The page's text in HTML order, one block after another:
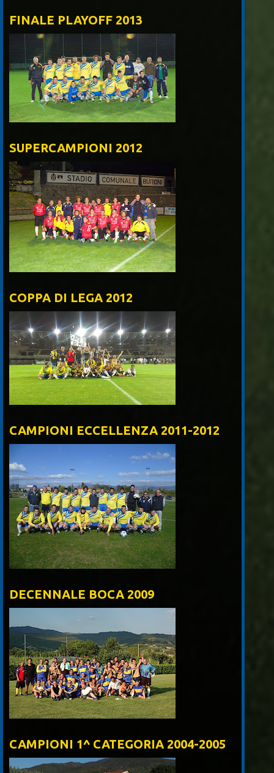
FINALE PLAYOFF 2013
SUPERCAMPIONI 2012
COPPA DI LEGA 2012
CAMPIONI ECCELLENZA 2011-2012
DECENNALE BOCA 2009
CAMPIONI 1^ CATEGORIA 2004-2005